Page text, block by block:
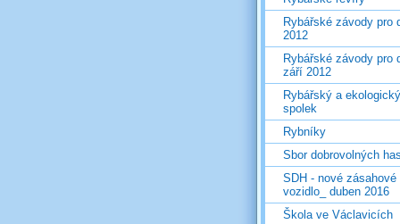
Rybářské závody pro
2012
Rybářské závody pro
září 2012
Rybářský a ekologický
spolek
Rybníky
Sbor dobrovolných
SDH - nové zásahové
vozidlo_ duben 2016
Škola ve Václavicích